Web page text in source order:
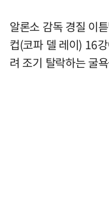
알론소 감독 경질 이
컵(코파 델 레이) 16
려 조기 탈락하는 굴